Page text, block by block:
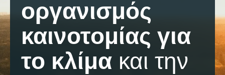
οργανισμός
καινοτομίας για
το κλίμα και την